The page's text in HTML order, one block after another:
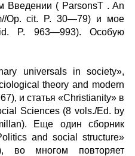
Введении ( ParsonsT . An
Op. cit. P. 30—79) и мое
P. 963—993). Особую
universals in society»,
theory and modern
и статья «Christianity» в
Sciences (8 vols./Ed. by
Еще один сборник
and social structure»
во многом повторяет